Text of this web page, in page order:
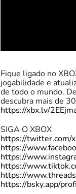
Fique ligado no
jogabilidade e
de todo o mundo.
descubra mais de
https://xbx.lv/
SIGA O XBOX
https://twitter.com/
https://
https://
https://
https://
https://bsky.app/